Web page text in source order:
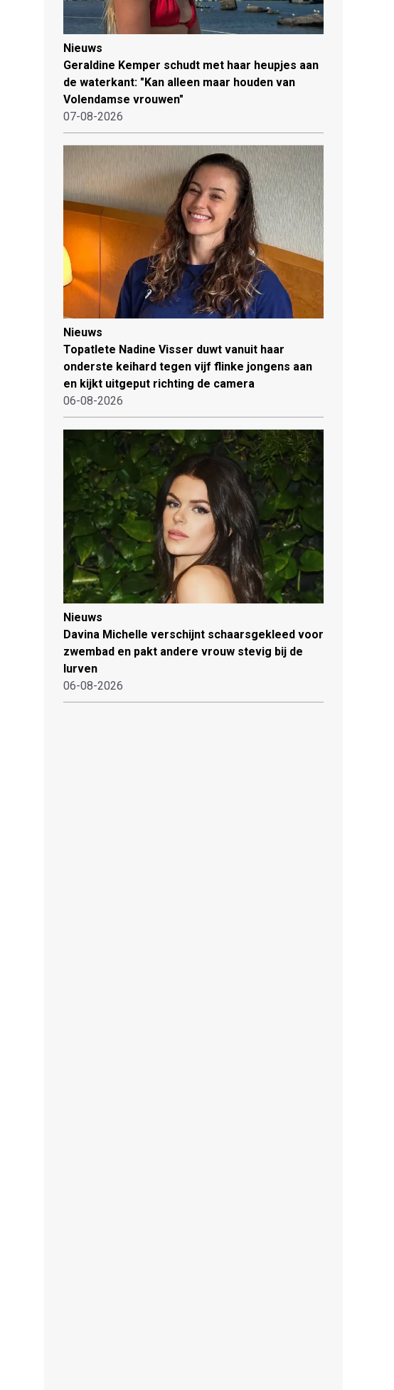
Nieuws
Geraldine Kemper schudt met haar heupjes aan
de waterkant: "Kan alleen maar houden van
Volendamse vrouwen"
07-08-2026
Nieuws
Topatlete Nadine Visser duwt vanuit haar
onderste keihard tegen vijf flinke jongens aan
en kijkt uitgeput richting de camera
06-08-2026
Nieuws
Davina Michelle verschijnt schaarsgekleed voor
zwembad en pakt andere vrouw stevig bij de
lurven
06-08-2026